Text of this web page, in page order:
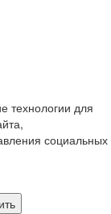
технологии для
социальных